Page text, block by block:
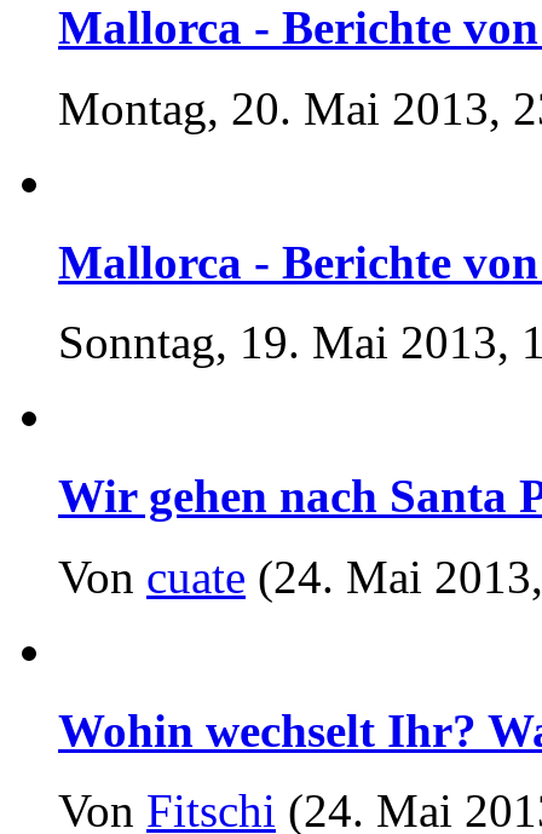
Mallorca - Berichte
Montag, 20. Mai 2013,
Mallorca - Berichte
Sonntag, 19. Mai 2013,
Wir gehen nach Santa
Von cuate (24. Mai
Wohin wechselt Ihr?
Von Fitschi (24. Mai